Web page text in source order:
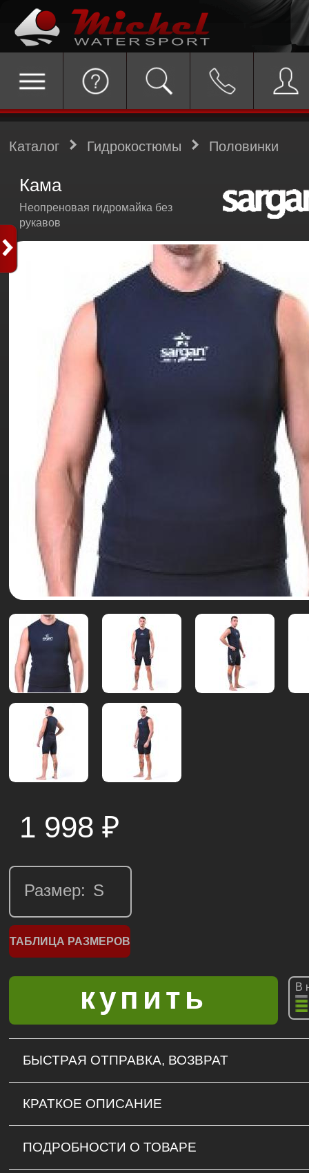
Каталог Гидрокостюмы Половинки
Кама
Неопреновая гидромайка без
рукавов
1 998 ₽
Размер:
ТАБЛИЦА РАЗМЕРОВ
В
БЫСТРАЯ ОТПРАВКА, ВОЗВРАТ
КРАТКОЕ ОПИСАНИЕ
ПОДРОБНОСТИ О ТОВАРЕ